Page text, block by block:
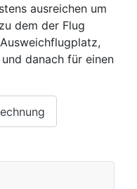
ausreichen um
dem der Flug
danach für einen